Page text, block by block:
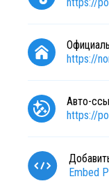
https://
Авто-
https://
Embed